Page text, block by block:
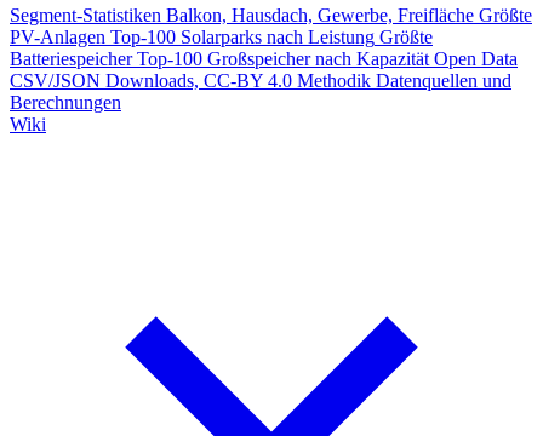
Segment-Statistiken Balkon, Hausdach, Gewerbe, Freifläche Größte
PV-Anlagen Top-100 Solarparks nach Leistung Größte
Batteriespeicher Top-100 Großspeicher nach Kapazität Open Data
CSV/JSON Downloads, CC-BY 4.0 Methodik Datenquellen und
Berechnungen
Wiki